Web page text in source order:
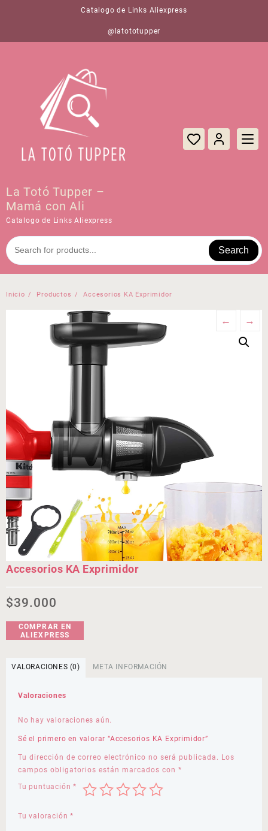
Catalogo de Links Aliexpress
@latototupper
La Totó Tupper –
Mamá con Ali
Catalogo de Links Aliexpress
Search
Inicio Productos Accesorios KA Exprimidor
← →
Accesorios KA Exprimidor
$39.000
COMPRAR EN
ALIEXPRESS
VALORACIONES (0) META INFORMACIÓN
Valoraciones
No hay valoraciones aún.
Sé el primero en valorar “Accesorios KA Exprimidor”
Tu dirección de correo electrónico no será publicada. Los
campos obligatorios están marcados con *
Tu puntuación*
Tu valoración*